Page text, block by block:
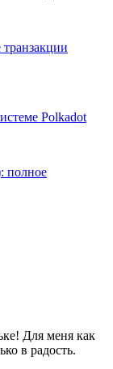
Polkadot
полное
Для меня как
в радость.